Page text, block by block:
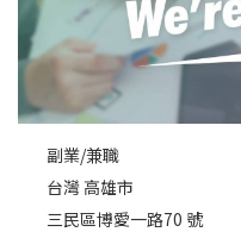
副業/兼職
台灣 高雄市
三民區博愛一路70 號